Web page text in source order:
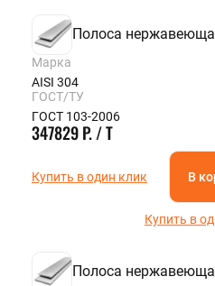
Полоса
Марка
AISI 304
ГОСТ/ТУ
ГОСТ 103-2006
347829 Р. / Т
Купить в один клик В
Купить в
Полоса